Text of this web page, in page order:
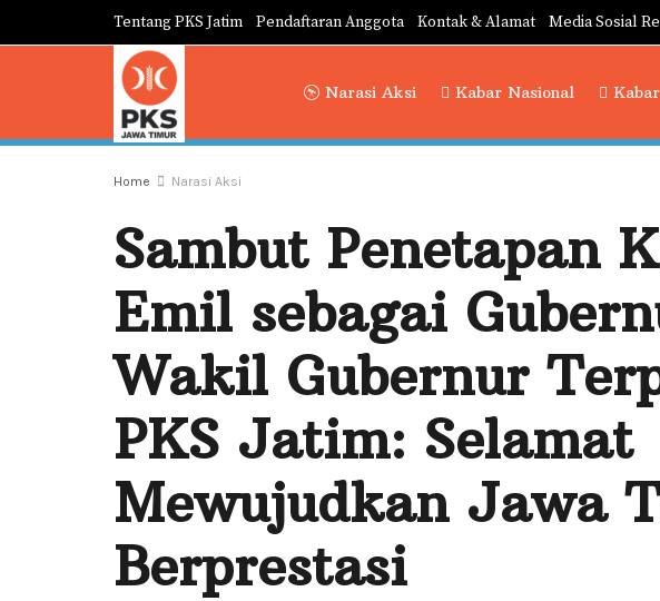
Tentang PKS Jatim Pendaftaran Anggota Kontak & Alamat Media Sosial
Narasi Aksi Kabar Nasional
Home Narasi Aksi
Sambut Penetapan
Emil sebagai
Wakil Gubernur
PKS Jatim: Selamat
Mewujudkan Jawa
Berprestasi